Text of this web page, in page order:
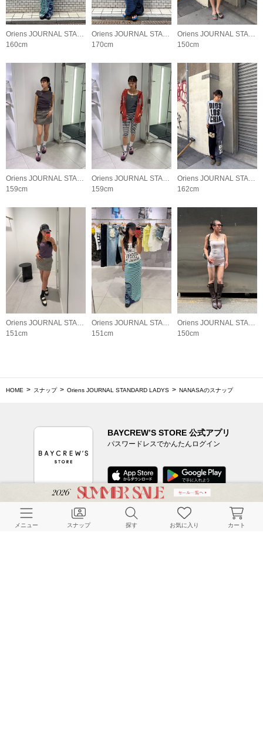
Oriens JOURNAL STANDARD LADYS
160cm
Oriens JOURNAL STANDARD LADYS
170cm
Oriens JOURNAL STANDARD LADYS
150cm
Oriens JOURNAL STANDARD LADYS
159cm
Oriens JOURNAL STANDARD LADYS
159cm
Oriens JOURNAL STANDARD LADYS
162cm
Oriens JOURNAL STANDARD LADYS
151cm
Oriens JOURNAL STANDARD LADYS
151cm
Oriens JOURNAL STANDARD LADYS
150cm
HOME スナップ Oriens JOURNAL STANDARD LADYS NANASAのスナップ
BAYCREW’S STORE 公式アプリ
パスワードレスでかんたんログイン
CUSTOMER SERVICE
メニュー スナップ 探す お気に入り カート